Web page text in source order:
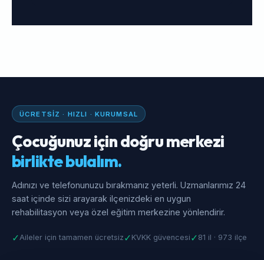
ÜCRETSIZ · HIZLI · KURUMSAL
Çocuğunuz için doğru merkezi
birlikte bulalım.
Adınızı ve telefonunuzu bırakmanız yeterli. Uzmanlarımız 24
saat içinde sizi arayarak ilçenizdeki en uygun
rehabilitasyon veya özel eğitim merkezine yönlendirir.
✓Aileler için tamamen ücretsiz ✓ KVKK güvencesi ✓ 81 il · 973 ilçe